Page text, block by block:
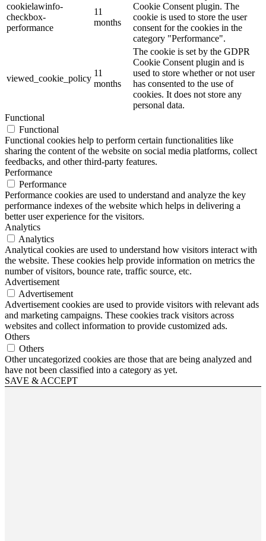
cookielawinfo-
checkbox-
performance
11
months
Cookie Consent plugin. The
cookie is used to store the user
consent for the cookies in the
category "Performance".
viewed_cookie_policy
11
months
The cookie is set by the GDPR
Cookie Consent plugin and is
used to store whether or not user
has consented to the use of
cookies. It does not store any
personal data.
Functional
Functional
Functional cookies help to perform certain functionalities like
sharing the content of the website on social media platforms, collect
feedbacks, and other third-party features.
Performance
Performance
Performance cookies are used to understand and analyze the key
performance indexes of the website which helps in delivering a
better user experience for the visitors.
Analytics
Analytics
Analytical cookies are used to understand how visitors interact with
the website. These cookies help provide information on metrics the
number of visitors, bounce rate, traffic source, etc.
Advertisement
Advertisement
Advertisement cookies are used to provide visitors with relevant ads
and marketing campaigns. These cookies track visitors across
websites and collect information to provide customized ads.
Others
Others
Other uncategorized cookies are those that are being analyzed and
have not been classified into a category as yet.
SAVE & ACCEPT